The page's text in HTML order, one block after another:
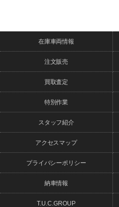
在庫車両情報
注文販売
買取査定
特別作業
スタッフ紹介
アクセスマップ
プライバシーポリシー
納車情報
T.U.C.GROUP